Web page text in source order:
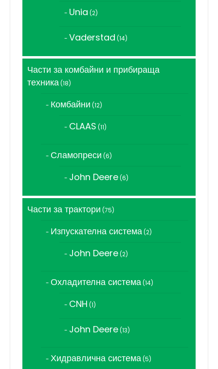
Unia 22
Vaderstad 1414
Части за комбайни и прибираща
техника 1818
Комбайни 1212
CLAAS 1111
Сламопреси 66
John Deere 66
Части за трактори 7575
Изпускателна система 22
John Deere 22
Охладителна система 1414
CNH 11
John Deere 1313
Хидравлична система 55